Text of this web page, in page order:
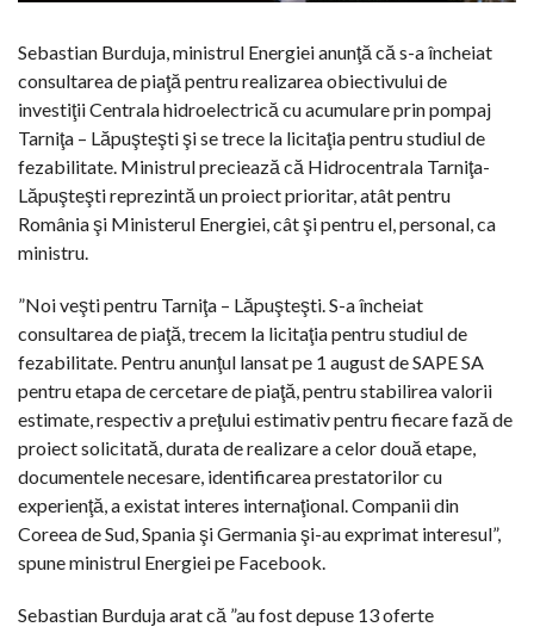
Sebastian Burduja, ministrul Energiei anunţă că s-a încheiat
consultarea de piaţă pentru realizarea obiectivului de
investiţii Centrala hidroelectrică cu acumulare prin pompaj
Tarniţa – Lăpuşteşti şi se trece la licitaţia pentru studiul de
fezabilitate. Ministrul preciează că Hidrocentrala Tarniţa-
Lăpuşteşti reprezintă un proiect prioritar, atât pentru
România şi Ministerul Energiei, cât şi pentru el, personal, ca
ministru.
”Noi veşti pentru Tarniţa – Lăpuşteşti. S-a încheiat
consultarea de piaţă, trecem la licitaţia pentru studiul de
fezabilitate. Pentru anunţul lansat pe 1 august de SAPE SA
pentru etapa de cercetare de piaţă, pentru stabilirea valorii
estimate, respectiv a preţului estimativ pentru fiecare fază de
proiect solicitată, durata de realizare a celor două etape,
documentele necesare, identificarea prestatorilor cu
experienţă, a existat interes internaţional. Companii din
Coreea de Sud, Spania şi Germania şi-au exprimat interesul”,
spune ministrul Energiei pe Facebook.
Sebastian Burduja arat că ”au fost depuse 13 oferte